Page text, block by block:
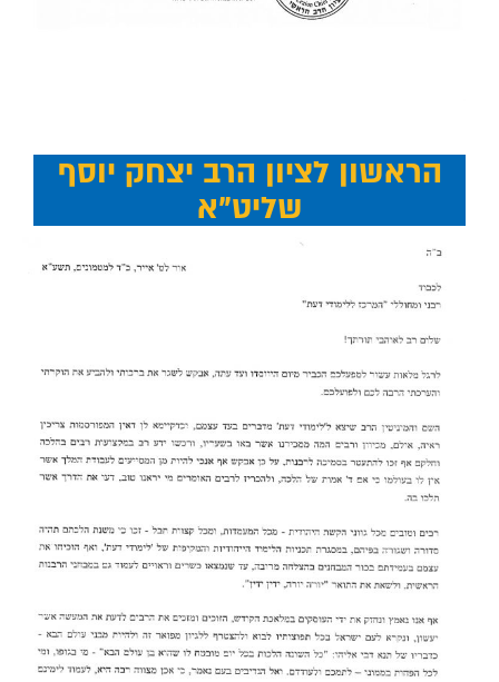
הראשון לציון הרב יצחק יוסף
שליט"א